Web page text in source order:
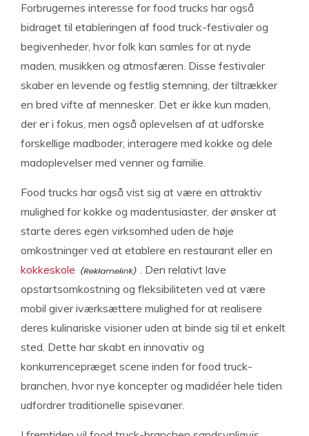
Forbrugernes interesse for food trucks har også
bidraget til etableringen af ​​food truck-festivaler og
begivenheder, hvor folk kan samles for at nyde
maden, musikken og atmosfæren. Disse festivaler
skaber en levende og festlig stemning, der tiltrækker
en bred vifte af mennesker. Det er ikke kun maden,
der er i fokus, men også oplevelsen af ​​at udforske
forskellige madboder, interagere med kokke og dele
madoplevelser med venner og familie.
Food trucks har også vist sig at være en attraktiv
mulighed for kokke og madentusiaster, der ønsker at
starte deres egen virksomhed uden de høje
omkostninger ved at etablere en restaurant eller en
kokkeskole
. Den relativt lave
opstartsomkostning og fleksibiliteten ved at være
mobil giver iværksættere mulighed for at realisere
deres kulinariske visioner uden at binde sig til et enkelt
sted. Dette har skabt en innovativ og
konkurrencepræget scene inden for food truck-
branchen, hvor nye koncepter og madidéer hele tiden
udfordrer traditionelle spisevaner.